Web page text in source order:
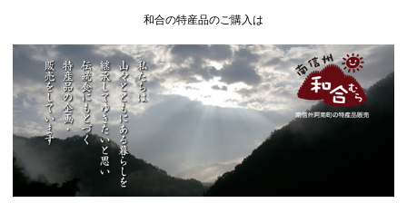
和合の特産品のご購入は